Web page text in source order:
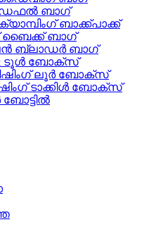
ഡഫൽ ബാഗ്
ബാക്ക്പാക്ക്
ബൈക്ക് ബാഗ്
ബ്ലാഡർ ബാഗ്
& ടൂൾ ബോക്സ്
ലൂർ ബോക്സ്
ടാക്കിൾ ബോക്സ്